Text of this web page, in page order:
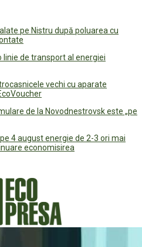
pe Nistru după poluarea cu
de transport al energiei
vechi cu aparate
de la Novodnestrovsk este „pe
4 august energie de 2-3 ori mai
economisirea